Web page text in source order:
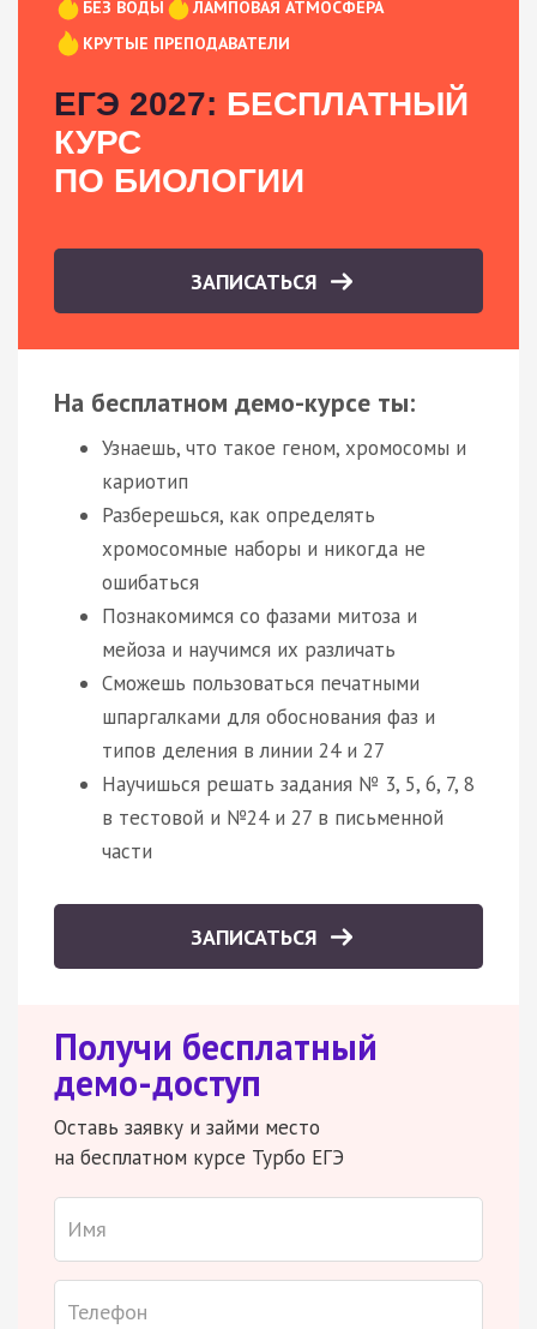
БЕЗ ВОДЫ
ЛАМПОВАЯ АТМОСФЕРА
КРУТЫЕ ПРЕПОДАВАТЕЛИ
ЕГЭ 2027: БЕСПЛАТНЫЙ
КУРС
ПО БИОЛОГИИ
ЗАПИСАТЬСЯ
На бесплатном демо-курсе ты:
Узнаешь, что такое геном, хромосомы и
кариотип
Разберешься, как определять
хромосомные наборы и никогда не
ошибаться
Познакомимся со фазами митоза и
мейоза и научимся их различать
Сможешь пользоваться печатными
шпаргалками для обоснования фаз и
типов деления в линии 24 и 27
Научишься решать задания № 3, 5, 6, 7, 8
в тестовой и №24 и 27 в письменной
части
ЗАПИСАТЬСЯ
Получи бесплатный
демо-доступ
Оставь заявку и займи место
на бесплатном курсе Турбо ЕГЭ